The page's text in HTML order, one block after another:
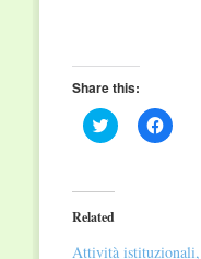
Share this:
Click
to
(Opens
in
new
Click
to
Related
Attività istituzionali,